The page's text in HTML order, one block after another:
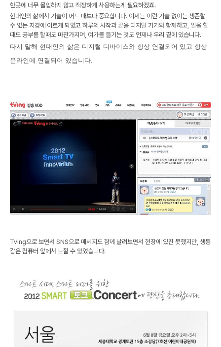
한곳에 너무 몰입하지 않고 적정하게 사용하는게 필요하겠죠.
현대인의 삶에서 기술이 어느 때보다 중요합니다. 이제는 이런 기술 없이는 생존할
수 없는 지경에 이르게 되었고 하루의 시작과 끝을 디지털 기기와 함께하고, 일을 할
때도 공부를 할때도 마찬가지며, 여가를 들기는 것도 언제나 우리 곁에 있습니다.
다시 말해 현대인의 삶은 디지털 디바이스와 항상 연결되어 있고 항상
온라인에 연결되어 있습니다.
Tving으로 보면서 SNS으로 메세지도 함께 날려보면서 현장에 있진 못했지만, 생동
감은 컴퓨터 앞에서 느낄 수 있었습니다.